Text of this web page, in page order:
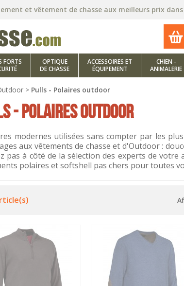
et vêtement de chasse aux meilleurs prix
FORTS
OPTIQUE
DE CHASSE
ACCESSOIRES ET
ÉQUIPEMENT
CHIEN -
ANIMALERIE
> Pulls - Polaires outdoor
- POLAIRES OUTDOOR
modernes utilisées sans compter par les
aux vêtements de chasse et d'Outdoor :
pas à côté de la sélection des experts de
polaires et softshell pas chers pour toutes